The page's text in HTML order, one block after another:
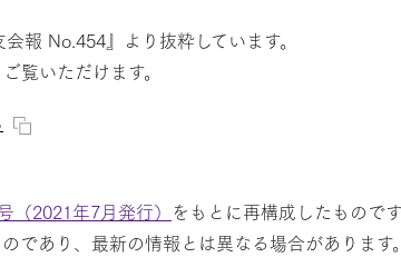
報 No.454』より抜粋しています。
覧いただけます。
（2021年7月発行） をもとに再構成したもので
であり、最新の情報とは異なる場合があります。